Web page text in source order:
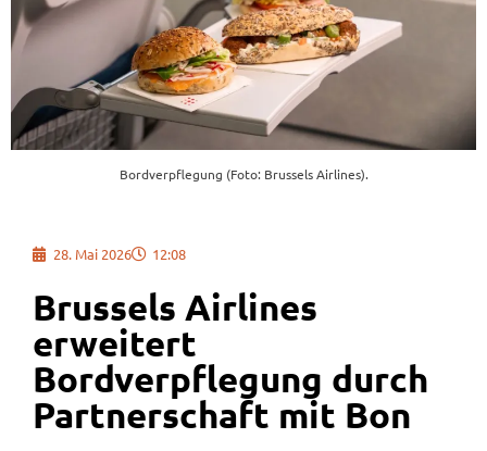
Bordverpflegung (Foto: Brussels Airlines).
28. Mai 2026 12:08
Brussels Airlines
erweitert
Bordverpflegung durch
Partnerschaft mit Bon